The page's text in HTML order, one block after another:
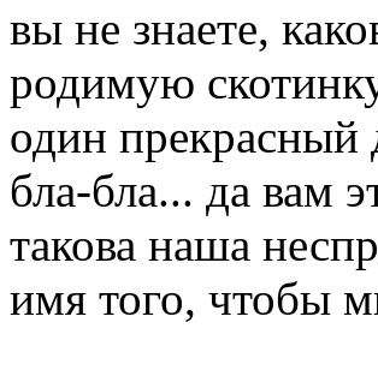
вы не знаете,
родимую
один прекрасный
бла-бла... да вам
такова наша
имя того, чтобы